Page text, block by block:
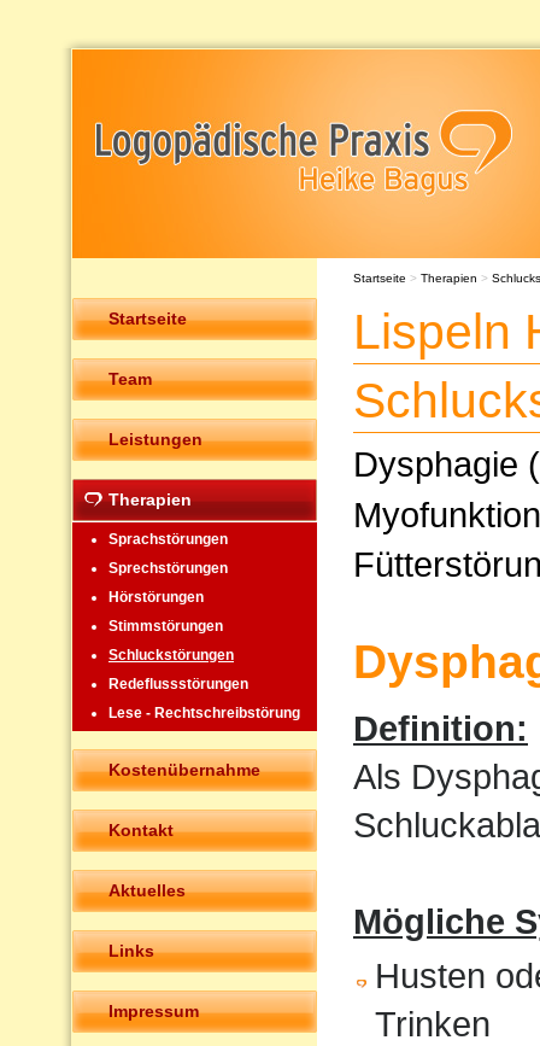
Startseite
Team
Leistungen
Therapien
Sprachstörungen
Sprechstörungen
Hörstörungen
Stimmstörungen
Schluckstörungen
Redeflussstörungen
Lese - Rechtschreibstörung
Kostenübernahme
Kontakt
Aktuelles
Links
Impressum
Startseite > Therapien >
Lispeln
Dysphagie
Definition:
Als
Mögliche
Husten
Trinken